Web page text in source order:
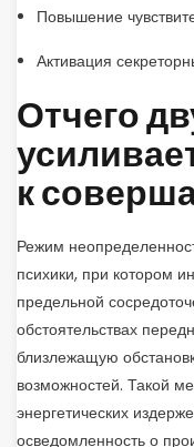
Повышение
Активация
Отчего
к
Режим
психики, при котором
предельной
обстоятельствах
близлежащую
возможностей. Такой
энергетических
осведомленность о